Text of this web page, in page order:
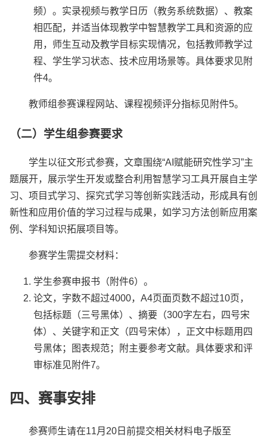
频）。实录视频与教学日历（教务系统数据）、教案
相匹配，并适当体现教学中智慧教学工具和资源的应
用，师生互动及教学目标实现情况，包括教师教学过
程、学生学习状态、技术应用场景等。具体要求见附
件4。
教师组参赛课程网站、课程视频评分指标见附件5。
（二）学生组参赛要求
学生以征文形式参赛，文章围绕“AI赋能研究性学习”主
题展开，展示学生开发或整合利用智慧学习工具开展自主学
习、项目式学习、探究式学习等创新实践活动，形成具有创
新性和应用价值的学习过程与成果，如学习方法创新应用案
例、学科知识拓展项目等。
参赛学生需提交材料：
学生参赛申报书（附件6）。
论文，字数不超过4000，A4页面页数不超过10页，
包括标题（三号黑体）、摘要（300字左右，四号宋
体）、关键字和正文（四号宋体），正文中标题用四
号黑体；图表规范；附主要参考文献。具体要求和评
审标准见附件7。
四、赛事安排
参赛师生请在11月20日前提交相关材料电子版至